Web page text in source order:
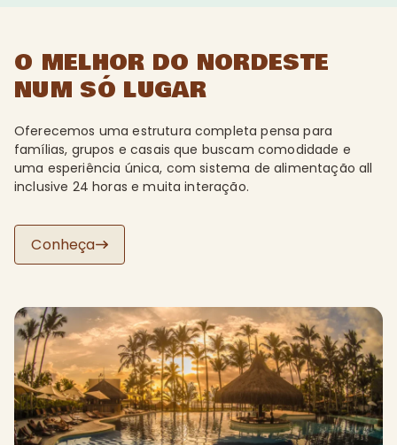
O MELHOR DO NORDESTE
NUM SÓ LUGAR
Oferecemos uma estrutura completa pensa para
famílias, grupos e casais que buscam comodidade e
uma esperiência única, com sistema de alimentação all
inclusive 24 horas e muita interação.
Conheça